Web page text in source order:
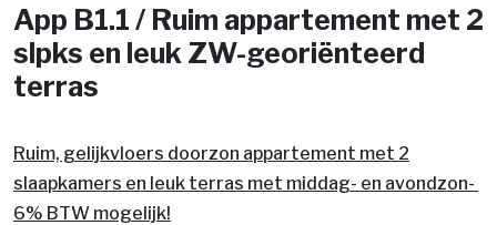
App B1.1 / Ruim appartement met 2
slpks en leuk ZW-georiënteerd
terras
Ruim, gelijkvloers doorzon appartement met 2
slaapkamers en leuk terras met middag- en avondzon-
6% BTW mogelijk!